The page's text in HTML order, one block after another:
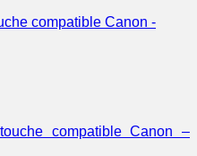
compatible Canon –